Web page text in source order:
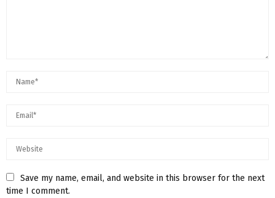
Save my name, email, and website in this browser for the next
time I comment.